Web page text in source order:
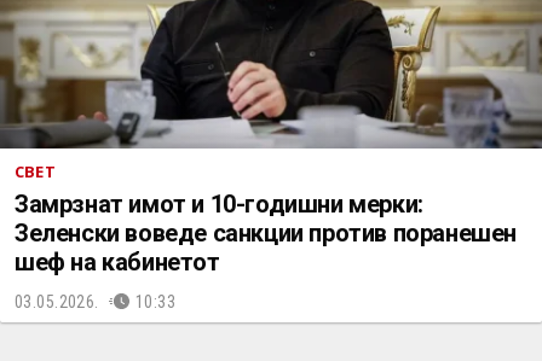
СВЕТ
Замрзнат имот и 10-годишни мерки:
Зеленски воведе санкции против поранешен
шеф на кабинетот
03.05.2026. 10:33